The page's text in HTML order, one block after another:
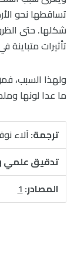
تساقطها نحو
شكلها. حتى
تأثيرات
ولهذا السبب،
ما عدا لونها
ترجمة:آلاء
تدقيق
المصادر:1